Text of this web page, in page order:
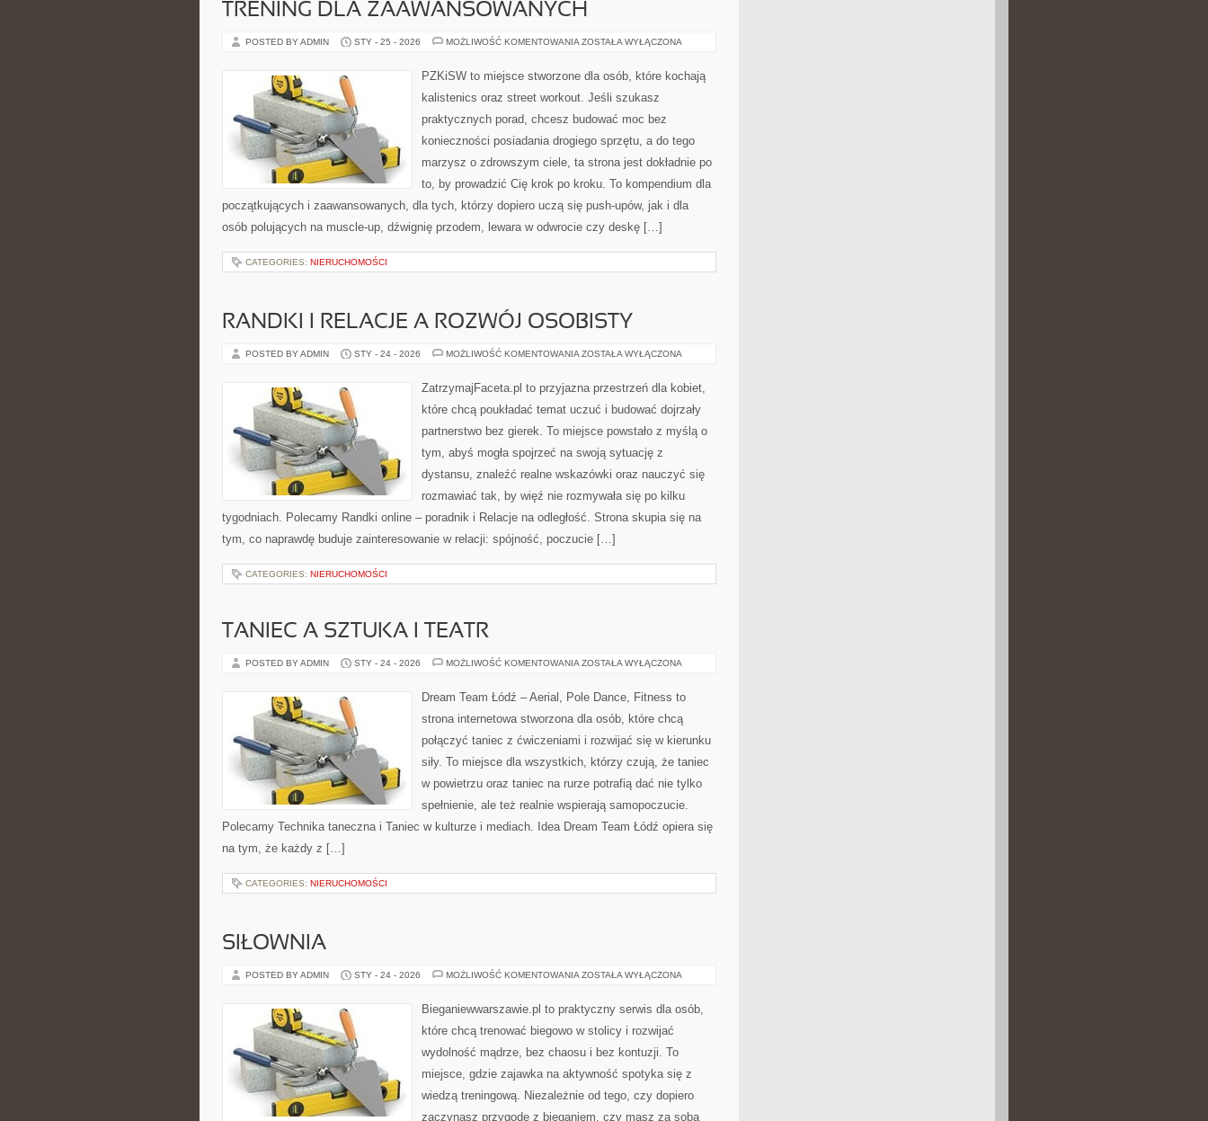
TRENING DLA ZAAWANSOWANYCH
POSTED BY ADMIN STY - 25 - 2026 MOŻLIWOŚĆ KOMENTOWANIA TRENING
ZOSTAŁA WYŁĄCZONA
PZKiSW to miejsce stworzone dla osób, które kochają
kalistenics oraz street workout. Jeśli szukasz
praktycznych porad, chcesz budować moc bez
konieczności posiadania drogiego sprzętu, a do tego
marzysz o zdrowszym ciele, ta strona jest dokładnie po
to, by prowadzić Cię krok po kroku. To kompendium dla
początkujących i zaawansowanych, dla tych, którzy dopiero uczą się push-upów, jak i dla
osób polujących na muscle-up, dźwignię przodem, lewara w odwrocie czy deskę […]
CATEGORIES: NIERUCHOMOŚCI
RANDKI I RELACJE A ROZWÓJ OSOBISTY
POSTED BY ADMIN STY - 24 - 2026 MOŻLIWOŚĆ KOMENTOWANIA RANDKI
ROZWÓJ
ZOSTAŁA WYŁĄCZONA
ZatrzymajFaceta.pl to przyjazna przestrzeń dla kobiet,
które chcą poukładać temat uczuć i budować dojrzały
partnerstwo bez gierek. To miejsce powstało z myślą o
tym, abyś mogła spojrzeć na swoją sytuację z
dystansu, znaleźć realne wskazówki oraz nauczyć się
rozmawiać tak, by więź nie rozmywała się po kilku
tygodniach. Polecamy Randki online – poradnik i Relacje na odległość. Strona skupia się na
tym, co naprawdę buduje zainteresowanie w relacji: spójność, poczucie […]
CATEGORIES: NIERUCHOMOŚCI
TANIEC A SZTUKA I TEATR
POSTED BY ADMIN STY - 24 - 2026 MOŻLIWOŚĆ KOMENTOWANIA TANIEC
I
TEATR
ZOSTAŁA WYŁĄCZONA
Dream Team Łódź – Aerial, Pole Dance, Fitness to
strona internetowa stworzona dla osób, które chcą
połączyć taniec z ćwiczeniami i rozwijać się w kierunku
siły. To miejsce dla wszystkich, którzy czują, że taniec
w powietrzu oraz taniec na rurze potrafią dać nie tylko
spełnienie, ale też realnie wspierają samopoczucie.
Polecamy Technika taneczna i Taniec w kulturze i mediach. Idea Dream Team Łódź opiera się
na tym, że każdy z […]
CATEGORIES: NIERUCHOMOŚCI
SIŁOWNIA
POSTED BY ADMIN STY - 24 - 2026 MOŻLIWOŚĆ KOMENTOWANIA SIŁOWNIA
ZOSTAŁA WYŁĄCZONA
Bieganiewwarszawie.pl to praktyczny serwis dla osób,
które chcą trenować biegowo w stolicy i rozwijać
wydolność mądrze, bez chaosu i bez kontuzji. To
miejsce, gdzie zajawka na aktywność spotyka się z
wiedzą treningową. Niezależnie od tego, czy dopiero
zaczynasz przygodę z bieganiem, czy masz za sobą